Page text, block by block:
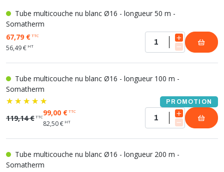
Tube multicouche nu blanc Ø16 - longueur 50 m -
Somatherm
67,79 €TTC
56,49 € HT
Tube multicouche nu blanc Ø16 - longueur 100 m -
Somatherm
PROMOTION
119,14 €TTC99,00 €TTC
82,50 € HT
Tube multicouche nu blanc Ø16 - longueur 200 m -
Somatherm